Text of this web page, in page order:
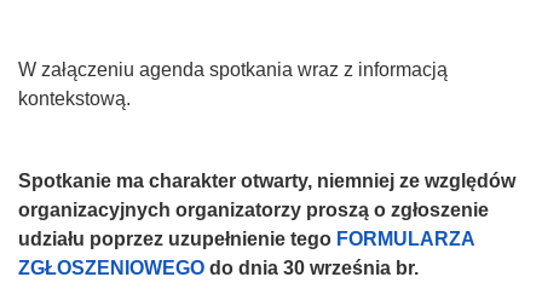
W załączeniu agenda spotkania wraz z informacją
kontekstową.
Spotkanie ma charakter otwarty, niemniej ze względów
organizacyjnych organizatorzy proszą o zgłoszenie
udziału poprzez uzupełnienie tego FORMULARZA
ZGŁOSZENIOWEGO do dnia 30 września br.